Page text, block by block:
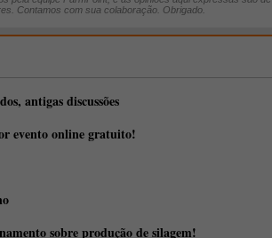
Contamos com sua colaboração. Obrigado.
antigas discussões
evento online gratuito!
sobre produção de silagem!